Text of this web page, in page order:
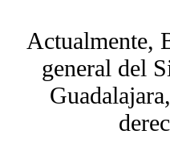
Actualmente,
general del